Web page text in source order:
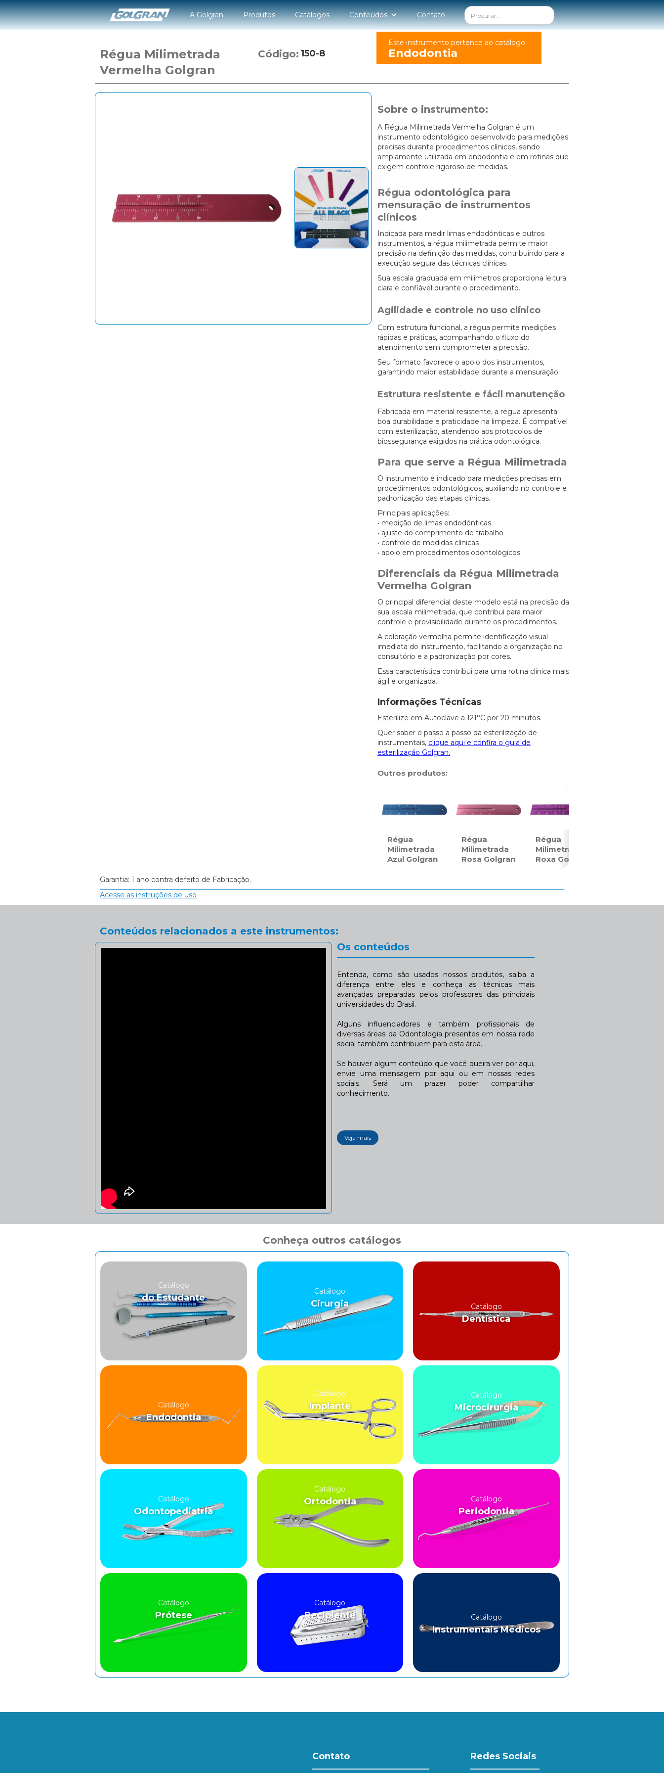
A Golgran Produtos Catálogos Conteúdos Contato
Régua Milimetrada
Vermelha Golgran
Código: 150-8
Este instrumento pertence ao catálogo:
Endodontia
Sobre o instrumento:
A Régua Milimetrada Vermelha Golgran é um
instrumento odontológico desenvolvido para medições
precisas durante procedimentos clínicos, sendo
amplamente utilizada em endodontia e em rotinas que
exigem controle rigoroso de medidas.
Régua odontológica para
mensuração de instrumentos
clínicos
Indicada para medir limas endodônticas e outros
instrumentos, a régua milimetrada permite maior
precisão na definição das medidas, contribuindo para a
execução segura das técnicas clínicas.
Sua escala graduada em milímetros proporciona leitura
clara e confiável durante o procedimento.
Agilidade e controle no uso clínico
Com estrutura funcional, a régua permite medições
rápidas e práticas, acompanhando o fluxo do
atendimento sem comprometer a precisão.
Seu formato favorece o apoio dos instrumentos,
garantindo maior estabilidade durante a mensuração.
Estrutura resistente e fácil manutenção
Fabricada em material resistente, a régua apresenta
boa durabilidade e praticidade na limpeza. É compatível
com esterilização, atendendo aos protocolos de
biossegurança exigidos na prática odontológica.
Para que serve a Régua Milimetrada
O instrumento é indicado para medições precisas em
procedimentos odontológicos, auxiliando no controle e
padronização das etapas clínicas.
Principais aplicações:
• medição de limas endodônticas
• ajuste do comprimento de trabalho
• controle de medidas clínicas
• apoio em procedimentos odontológicos
Diferenciais da Régua Milimetrada
Vermelha Golgran
O principal diferencial deste modelo está na precisão da
sua escala milimetrada, que contribui para maior
controle e previsibilidade durante os procedimentos.
A coloração vermelha permite identificação visual
imediata do instrumento, facilitando a organização no
consultório e a padronização por cores.
Essa característica contribui para uma rotina clínica mais
ágil e organizada.
Informações Técnicas
Esterilize em Autoclave a 121°C por 20 minutos.
Quer saber o passo a passo da esterilização de
instrumentais, clique aqui e confira o guia de
esterilização Golgran.
Outros produtos:
Régua
Milimetrada
Azul Golgran
Régua
Milimetrada
Rosa Golgran
Régua
Milimetrada
Roxa Golgran
Garantia: 1 ano contra defeito de Fabricação.
Acesse as instruções de uso
Conteúdos relacionados a este instrumentos:
Os conteúdos
Entenda, como são usados nossos produtos, saiba a
diferença entre eles e conheça as técnicas mais
avançadas preparadas pelos professores das principais
universidades do Brasil.
Alguns influenciadores e também profissionais de
diversas áreas da Odontologia presentes em nossa rede
social também contribuem para esta área.
Se houver algum conteúdo que você queira ver por aqui,
envie uma mensagem por aqui ou em nossas redes
sociais. Será um prazer poder compartilhar
conhecimento.
Veja mais
Conheça outros catálogos
Catálogo
do Estudante
Catálogo
Cirurgia Catálogo
Dentística
Catálogo
Endodontia
Catálogo
Implante
Catálogo
Microcirurgia
Catálogo
Odontopediatria
Catálogo
Ortodontia Catálogo
Periodontia
Catálogo
Prótese
Catálogo
Recipiente Catálogo
Instrumentais Médicos
Contato Redes Sociais